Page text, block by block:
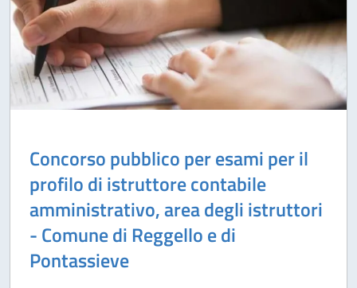
Concorso pubblico per esami per il
profilo di istruttore contabile
amministrativo, area degli istruttori
- Comune di Reggello e di
Pontassieve